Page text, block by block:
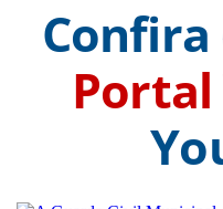
Confira
Portal